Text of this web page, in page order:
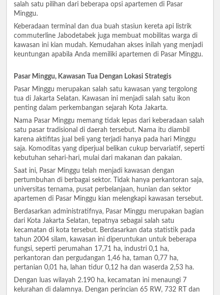
salah satu pilihan dari beberapa opsi apartemen di Pasar
Minggu.
Keberadaan terminal dan dua buah stasiun kereta api listrik
commuterline Jabodetabek juga membuat mobilitas warga di
kawasan ini kian mudah. Kemudahan akses inilah yang menjadi
keuntungan apabila Anda memiliki apartemen di Pasar Minggu.
Pasar Minggu, Kawasan Tua Dengan Lokasi Strategis
Pasar Minggu merupakan salah satu kawasan yang tergolong
tua di Jakarta Selatan. Kawasan ini menjadi salah satu ikon
penting dalam perkembangan sejarah Kota Jakarta.
Nama Pasar Minggu memang tidak lepas dari keberadaan salah
satu pasar tradisional di daerah tersebut. Nama itu diambil
karena aktifitas jual beli yang terjadi hanya pada hari Minggu
saja. Komoditas yang diperjual belikan cukup bervariatif, seperti
kebutuhan sehari-hari, mulai dari makanan dan pakaian.
Saat ini, Pasar Minggu telah menjadi kawasan dengan
pertumbuhan di berbagai sektor. Tidak hanya perkantoran saja,
universitas ternama, pusat perbelanjaan, hunian dan sektor
apartemen di Pasar Minggu kian melengkapi kawasan tersebut.
Berdasarkan administratifnya, Pasar Minggu merupakan bagian
dari Kota Jakarta Selatan, tepatnya sebagai salah satu
kecamatan di kota tersebut. Berdasarkan data statistik pada
tahun 2004 silam, kawasan ini diperuntukan untuk beberapa
fungsi, seperti perumahan 17,71 ha, industri 0,1 ha,
perkantoran dan pergudangan 1,46 ha, taman 0,77 ha,
pertanian 0,01 ha, lahan tidur 0,12 ha dan waserda 2,53 ha.
Dengan luas wilayah 2.190 ha, kecamatan ini menaungi 7
kelurahan di dalamnya. Dengan perincian 65 RW, 732 RT dan